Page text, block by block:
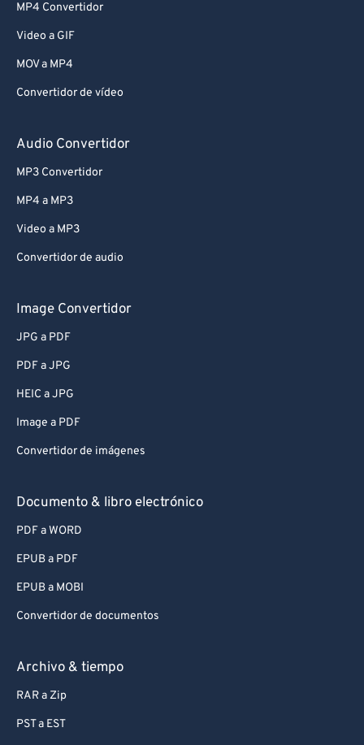
MP4 Convertidor
Video a GIF
MOV a MP4
Convertidor de vídeo
Audio Convertidor
MP3 Convertidor
MP4 a MP3
Video a MP3
Convertidor de audio
Image Convertidor
JPG a PDF
PDF a JPG
HEIC a JPG
Image a PDF
Convertidor de imágenes
Documento & libro electrónico
PDF a WORD
EPUB a PDF
EPUB a MOBI
Convertidor de documentos
Archivo & tiempo
RAR a Zip
PST a EST